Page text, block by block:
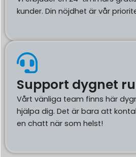
kunder. Din nöjdhet är vår
Support dygnet
Vårt vänliga team finns här
hjälpa dig. Det är bara att
en chatt när som helst!